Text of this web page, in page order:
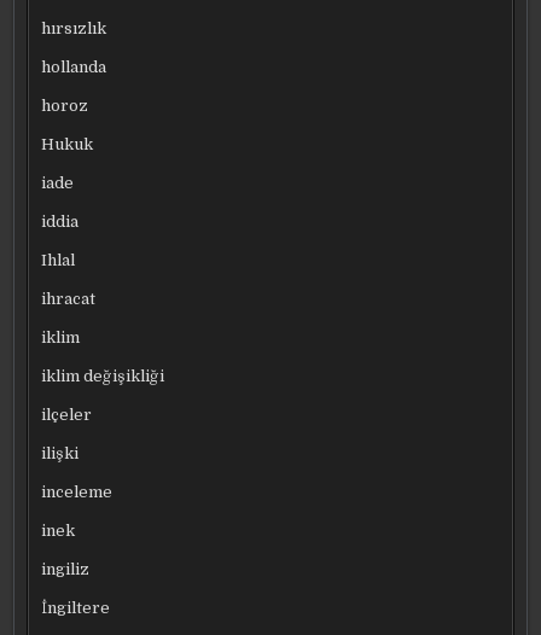
hırsızlık
hollanda
horoz
Hukuk
iade
iddia
Ihlal
ihracat
iklim
iklim değişikliği
ilçeler
ilişki
inceleme
inek
ingiliz
İngiltere